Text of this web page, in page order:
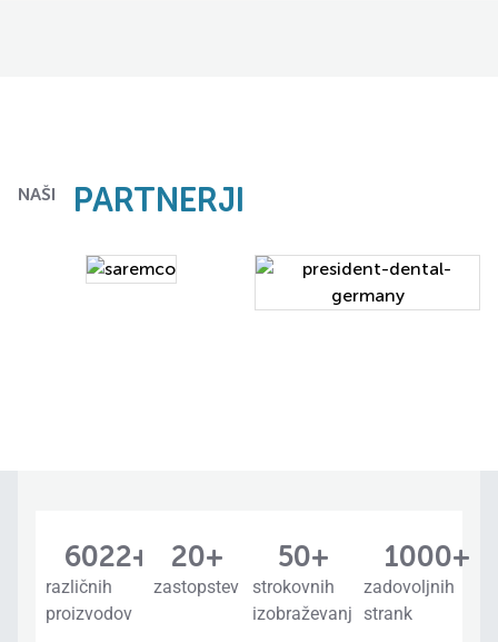
NAŠI PARTNERJI
različnih
proizvodov
8692+
zastopstev
20+
strokovnih
izobraževanj
50+
zadovoljnih
strank
1000+